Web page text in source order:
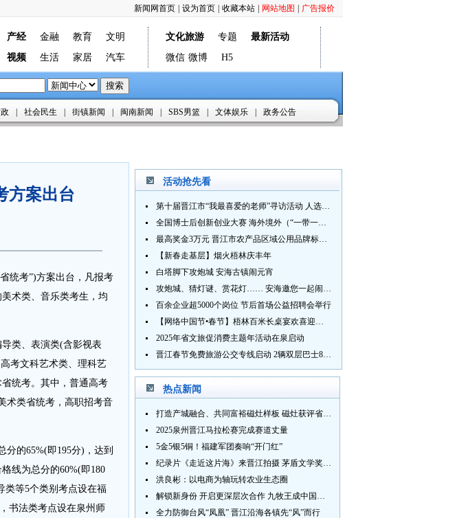
广告报价
网站地图
收藏本站
设为首页
新闻网首页
产经 金融 教育
文明
视频
生活 家居 汽车
文化旅游 专题
最新活动
微信 微博 H5
社会民生 街镇新闻 闽南新闻 SBS男篮 文体娱乐 政务公告
方案出台
统考”)方案出台，凡报考
术类、音乐类考生，均
类、表演类(含影视表
考文科艺术类、理科艺
统考。其中，普通高考
术类省统考，高职招考音
的65%(即195分)，达到
线为总分的60%(即180
类等5个类别考点设在福
书法类考点设在泉州师
活动抢先看
第十届晋江市“我最喜爱的老师”寻访活动 人选推荐火热进行中 快来“秀”您最喜爱的老师
全国博士后创新创业大赛 海外境外（“一带一路”）赛七大赛道等你来战
最高奖金3万元 晋江市农产品区域公用品牌标识Logo及特色农产品包装设计征集活动正式启动
【新春走基层】烟火梧林庆丰年
白塔脚下攻炮城 安海古镇闹元宵
攻炮城、猜灯谜、赏花灯…… 安海邀您一起闹元宵
百余企业超5000个岗位 节后首场公益招聘会举行
【网络中国节•春节】梧林百米长桌宴欢喜迎新春
2025年省文旅促消费主题年活动在泉启动
晋江春节免费旅游公交专线启动 2辆双层巴士8辆铛铛车带你游
热点新闻
打造产城融合、共同富裕磁灶样板 磁灶获评省级乡村振兴示范乡镇
2025泉州晋江马拉松赛完成赛道丈量
5金5银5铜！福建军团奏响“开门红”
纪录片《走近这片海》来晋江拍摄 茅盾文学奖得主麦家探寻晋江“海海”人生
洪良彬：以电商为轴玩转农业生态圈
解锁新身份 开启更深层次合作 九牧王成中国奥委会官方赞助商
全力防御台风“凤凰” 晋江沿海各镇先“风”而行